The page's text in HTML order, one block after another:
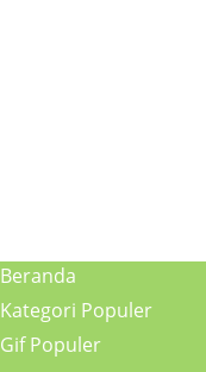
Beranda
Kategori Populer
Gif Populer